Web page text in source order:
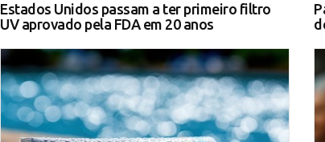
Estados Unidos passam a ter primeiro filtro
UV aprovado pela FDA em 20 anos